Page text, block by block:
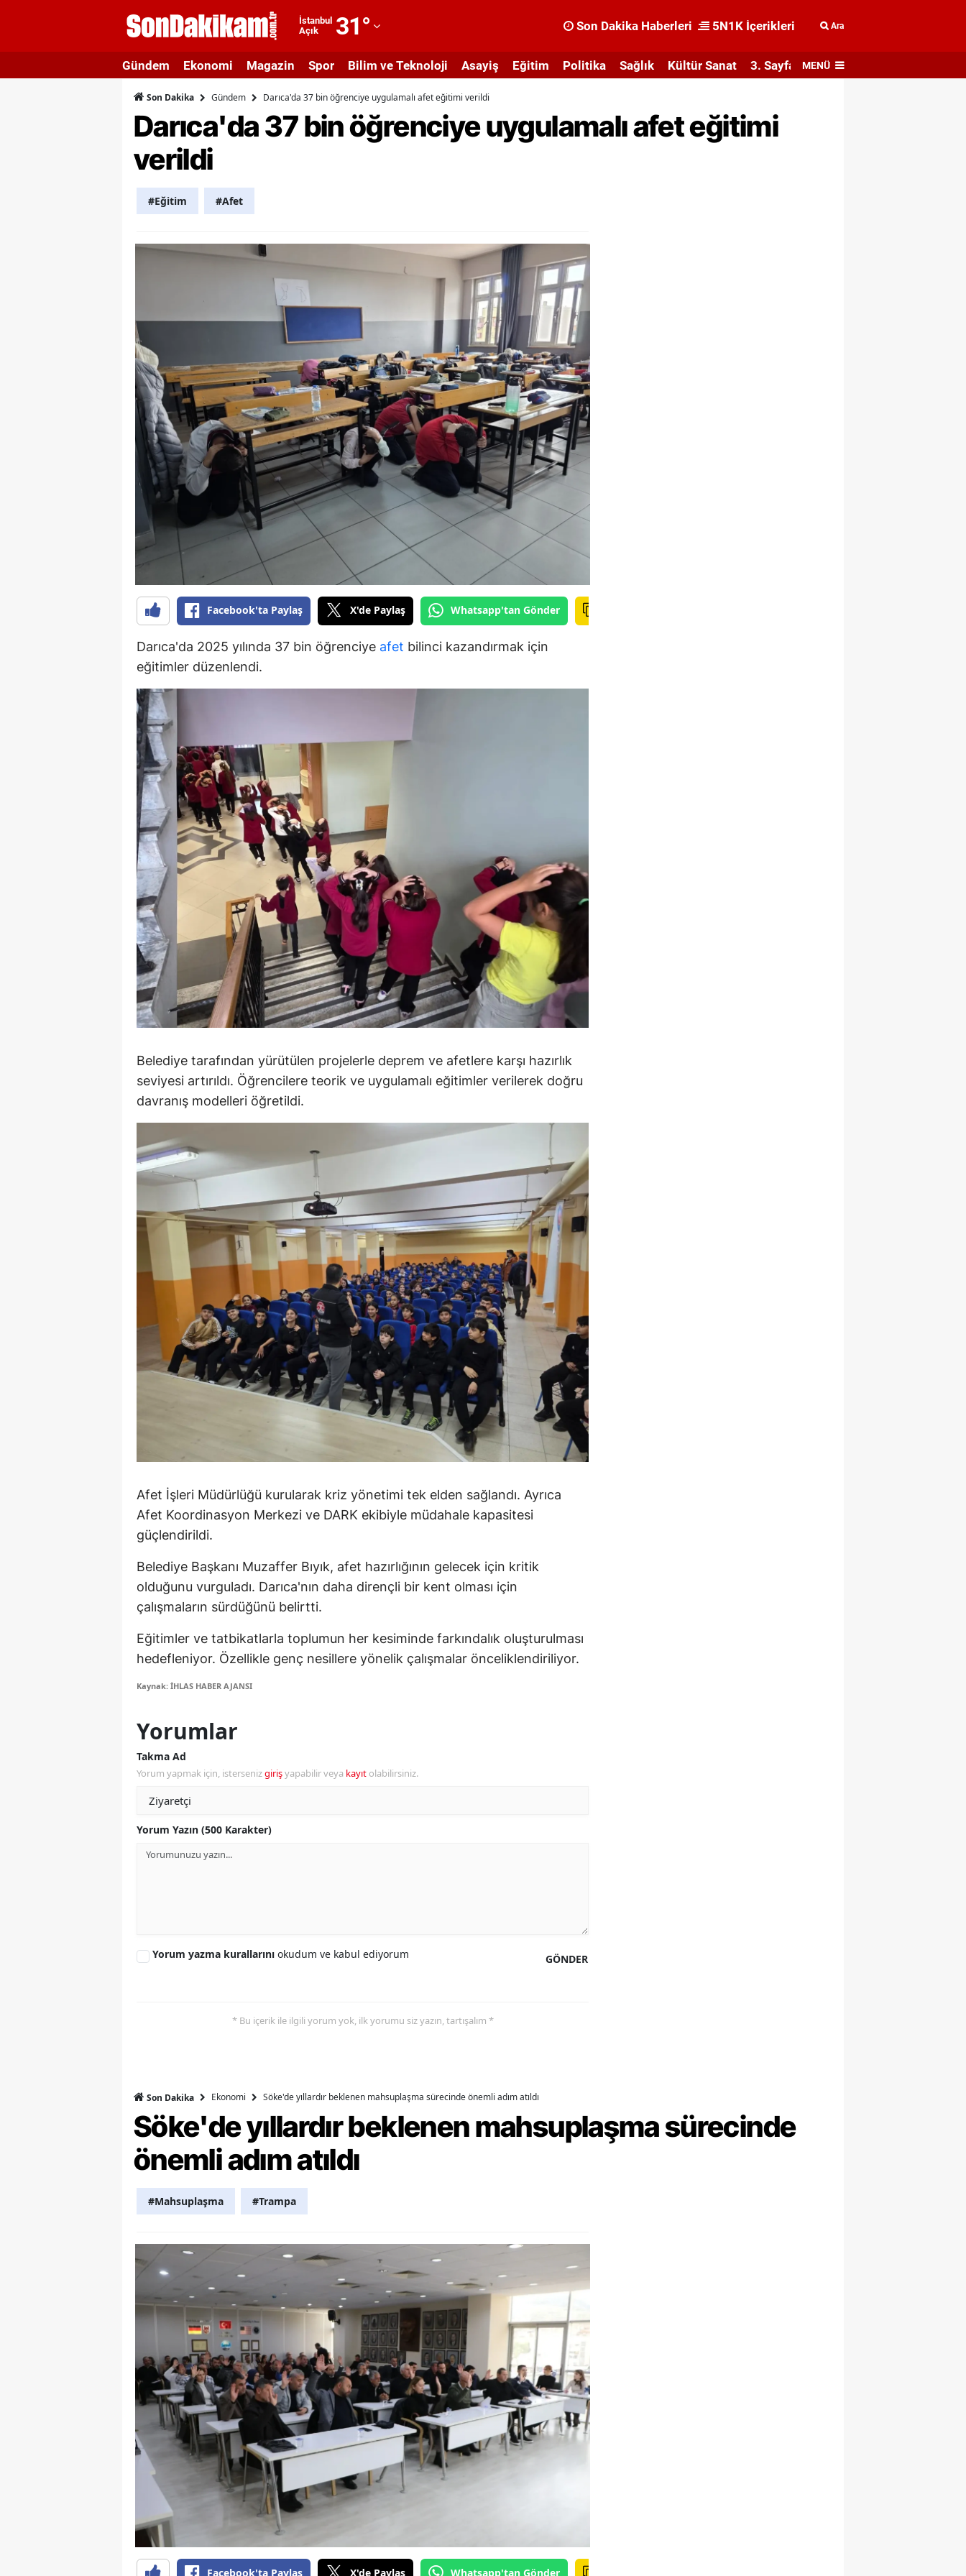
İstanbul
Açık
31°
Adıyaman
Afyonkarahisar
Ağrı
Balıkesir
Bilecik
Bingöl
Bitlis
Bolu
Burdur
Bursa
Çankırı
Denizli
Elazığ
Erzurum
Giresun
Gümüşhane
Hakkari
Hatay
Isparta
Mersin
İstanbul
Kars
Kırklareli
Kırşehir
Kocaeli
Konya
Kütahya
Malatya
Manisa
Kahramanmaraş
Mardin
Nevşehir
Niğde
Rize
Sakarya
Samsun
Siirt
Tokat
Yozgat
Aksaray
Batman
Şırnak
Iğdır
Yalova
Karabük
Kilis
Osmaniye
Düzce
Son Dakika Haberleri 5N1K İçerikleri Ara
Gündem Ekonomi Magazin Spor Bilim ve Teknoloji Asayiş Eğitim Politika Sağlık Kültür Sanat 3. Sayfa MENÜ
Son Dakika Gündem Darıca'da 37 bin öğrenciye uygulamalı afet eğitimi verildi
Darıca'da 37 bin öğrenciye uygulamalı afet eğitimi
verildi
#Eğitim #Afet
Facebook'ta Paylaş X'de Paylaş Whatsapp'tan Gönder
Darıca'da 2025 yılında 37 bin öğrenciye afet bilinci kazandırmak için
eğitimler düzenlendi.
Belediye tarafından yürütülen projelerle deprem ve afetlere karşı hazırlık
seviyesi artırıldı. Öğrencilere teorik ve uygulamalı eğitimler verilerek doğru
davranış modelleri öğretildi.
Afet İşleri Müdürlüğü kurularak kriz yönetimi tek elden sağlandı. Ayrıca
Afet Koordinasyon Merkezi ve DARK ekibiyle müdahale kapasitesi
güçlendirildi.
Belediye Başkanı Muzaffer Bıyık, afet hazırlığının gelecek için kritik
olduğunu vurguladı. Darıca'nın daha dirençli bir kent olması için
çalışmaların sürdüğünü belirtti.
Eğitimler ve tatbikatlarla toplumun her kesiminde farkındalık oluşturulması
hedefleniyor. Özellikle genç nesillere yönelik çalışmalar önceliklendiriliyor.
Kaynak: İHLAS HABER AJANSI
Yorumlar
Takma Ad
Yorum yapmak için, istersenizgirişyapabilir veya kayıt olabilirsiniz.
Yorum Yazın (500 Karakter)
GÖNDER
Yorum yazma kurallarını okudum ve kabul ediyorum
* Bu içerik ile ilgili yorum yok, ilk yorumu siz yazın, tartışalım *
Son Dakika Ekonomi Söke'de yıllardır beklenen mahsuplaşma sürecinde önemli adım atıldı
Söke'de yıllardır beklenen mahsuplaşma sürecinde
önemli adım atıldı
#Mahsuplaşma #Trampa
Facebook'ta Paylaş X'de Paylaş Whatsapp'tan Gönder